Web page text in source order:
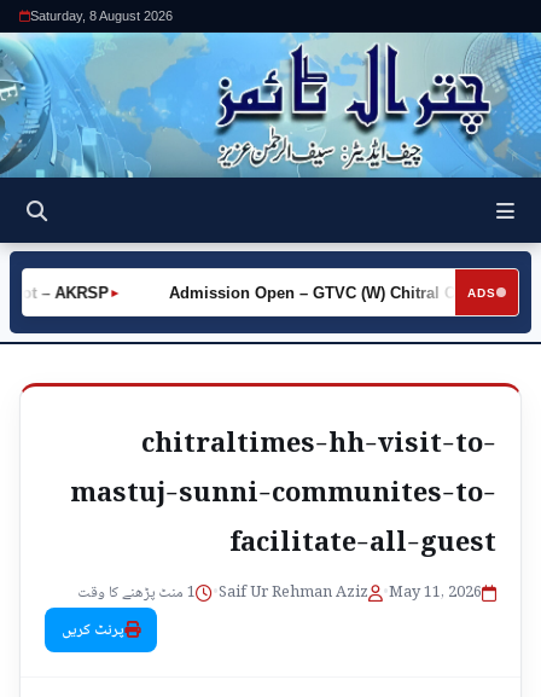
Saturday, 8 August 2026
ADS
►
– AKRSP ►
Admission Open – GTVC (W) Chitral City
chitraltimes-hh-visit-to-
mastuj-sunni-communites-to-
facilitate-all-guest
May 11, 2026
•
Saif Ur Rehman Aziz
•
1 منٹ پڑھنے کا وقت
پرنٹ کریں